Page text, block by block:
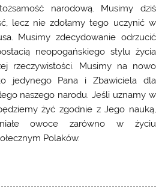
narodową. Musimy dziś
lecz nie zdołamy tego uczynić w
Musimy zdecydowanie odrzucić
neopogańskiego stylu życia
rzeczywistości. Musimy na nowo
jedynego Pana i Zbawiciela dla
naszego narodu. Jeśli uznamy w
żyć zgodnie z Jego nauką,
owoce zarówno w życiu
Polaków.